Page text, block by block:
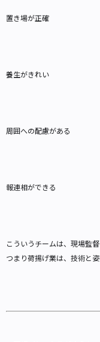
置き場が正確
養生がきれい
周囲への配慮がある
報連相ができる
こういうチームは、現場監
つまり荷揚げ業は、技術と